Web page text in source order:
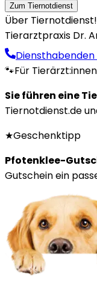
Zum Tiernotdienst
Über Tiernotdienst!
Tierarztpraxis Dr.
🐾Für Tierärzt:innen
Sie führen eine
Tiernotdienst.de
★Geschenktipp
Pfotenklee-
Gutschein ein